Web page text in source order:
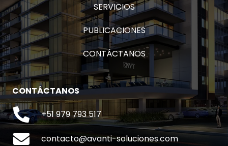
SERVICIOS
PUBLICACIONES
CONTÁCTANOS
CONTÁCTANOS
+51 979 793 517
contacto@avanti-soluciones.com